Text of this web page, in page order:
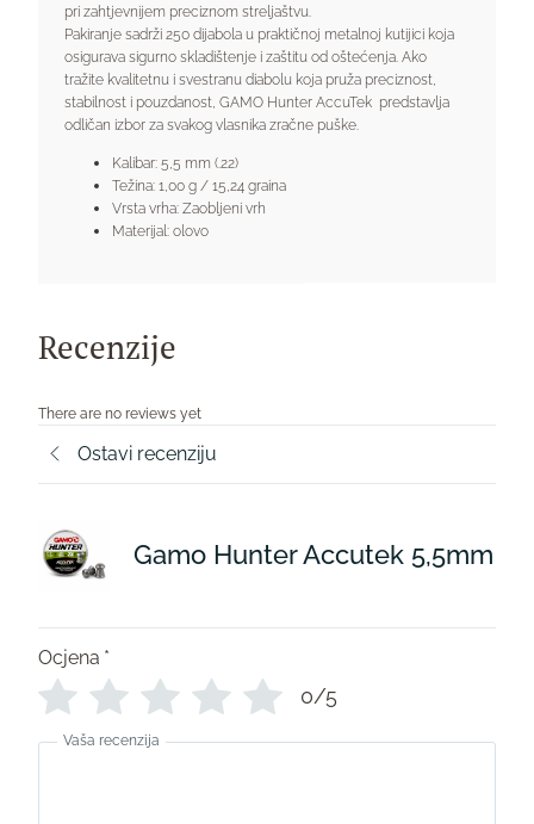
pri zahtjevnijem preciznom streljaštvu.
Pakiranje sadrži 250 dijabola u praktičnoj metalnoj kutijici koja
osigurava sigurno skladištenje i zaštitu od oštećenja. Ako
tražite kvalitetnu i svestranu diabolu koja pruža preciznost,
stabilnost i pouzdanost, GAMO Hunter AccuTek predstavlja
odličan izbor za svakog vlasnika zračne puške.
Kalibar: 5,5 mm (.22)
Težina: 1,00 g / 15,24 graina
Vrsta vrha: Zaobljeni vrh
Materijal: olovo
Recenzije
There are no reviews yet
Ostavi recenziju
Gamo Hunter Accutek 5,5mm
Ocjena *
0/5
Vaša recenzija